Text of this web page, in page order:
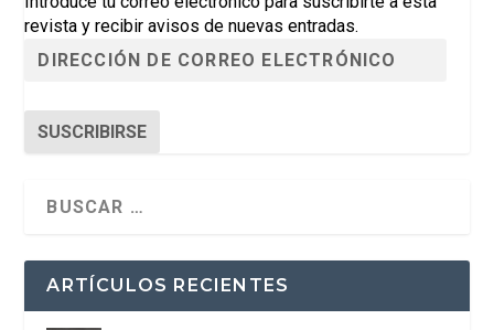
revista y recibir avisos de nuevas entradas.
SUSCRIBIRSE
ARTÍCULOS RECIENTES